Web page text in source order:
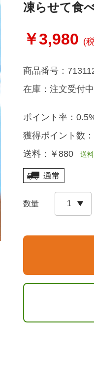
凍らせて食
￥3,980 (
商品番号：
在庫： 注文受付中
ポイント率：
獲得ポイント数：
送料： ￥880送料
数量